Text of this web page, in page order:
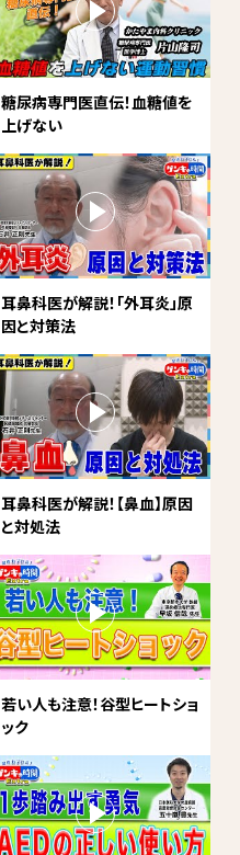
糖尿病専門医直伝！血糖値を
上げない
耳鼻科医が解説！「外耳炎」原
因と対策法
耳鼻科医が解説！【鼻血】原因
と対処法
若い人も注意！谷型ヒートショ
ック